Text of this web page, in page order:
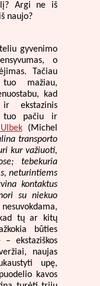
Argi ne iš
naujo?
gyvenimo
o
Tačiau
mažiau,
kad
ekstazinis
tuo pačiu ir
(Michel
transporto
kur važiuoti,
tebekuria
neturintiems
kontaktus
su niekuo
tų ar kitų
būties
ekstaziškos
naujas
upę,
kavos